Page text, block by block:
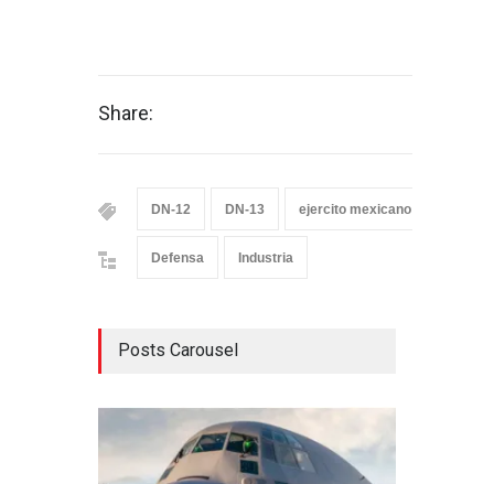
Share:
DN-12 DN-13 ejercito mexicano
Defensa Industria
Posts Carousel